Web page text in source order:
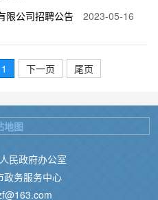
限公司招聘公告
2023-05-16
1 下一页 尾页
民政府办公室
政务服务中心
地图